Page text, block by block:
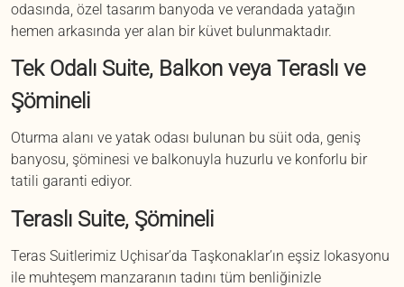
odasında, özel tasarım banyoda ve verandada yatağın
hemen arkasında yer alan bir küvet bulunmaktadır.
Tek Odalı Suite, Balkon veya Teraslı ve
Şömineli
Oturma alanı ve yatak odası bulunan bu süit oda, geniş
banyosu, şöminesi ve balkonuyla huzurlu ve konforlu bir
tatili garanti ediyor.
Teraslı Suite, Şömineli
Teras Suitlerimiz Uçhisar’da Taşkonaklar’ın eşsiz lokasyonu
ile muhteşem manzaranın tadını tüm benliğinizle